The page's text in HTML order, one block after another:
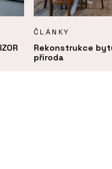
ČLÁNKY
Rekonstrukce
příroda